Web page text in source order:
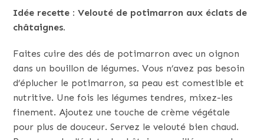
Idée recette : Velouté de potimarron aux éclats de
châtaignes.
Faites cuire des dés de potimarron avec un oignon
dans un bouillon de légumes. Vous n’avez pas besoin
d’éplucher le potimarron, sa peau est comestible et
nutritive. Une fois les légumes tendres, mixez-les
finement. Ajoutez une touche de crème végétale
pour plus de douceur. Servez le velouté bien chaud.